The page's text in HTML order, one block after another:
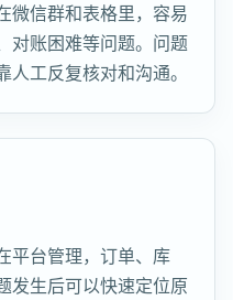
微信群和表格里，容易
对账困难等问题。问题
工反复核对和沟通。
平台管理，订单、库
发生后可以快速定位原